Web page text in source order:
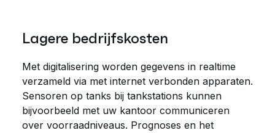
Lagere bedrijfskosten
Met digitalisering worden gegevens in realtime
verzameld via met internet verbonden apparaten.
Sensoren op tanks bij tankstations kunnen
bijvoorbeeld met uw kantoor communiceren
over voorraadniveaus. Prognoses en het